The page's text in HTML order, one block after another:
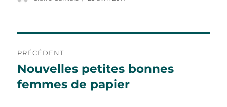
de
l’article
PRÉCÉDENT
Publication
précédente :
Nouvelles petites bonnes
femmes de papier